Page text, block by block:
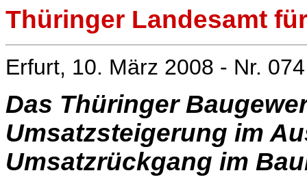
Thüringer Landesamt
Erfurt, 10. März 2008 - Nr. 074
Das Thüringer
Umsatzsteigerung im
Umsatzrückgang im